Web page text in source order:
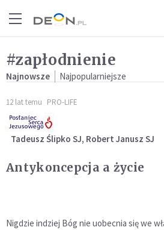
#zapłodnienie
Najnowsze Najpopularniejsze
12 lat temu PRO-LIFE
Tadeusz Ślipko SJ, Robert Janusz SJ
Antykoncepcja a życie
Nigdzie indziej Bóg nie uobecnia się we